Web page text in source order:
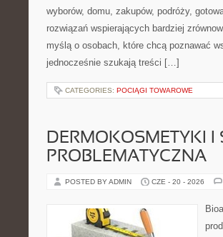
wyborów, domu, zakupów, podróży,
rozwiązań wspierających bardziej
myślą o osobach, które chcą poznawać
jednocześnie szukają treści […]
CATEGORIES: POCIĄGI TOWAROWE
DERMOKOSMETYKI I
PROBLEMATYCZNA
POSTED BY ADMIN CZE - 20 - 2026